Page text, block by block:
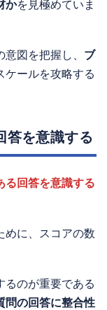
かを見極めていま
図を把握し、 ブ
ケールを攻略する
答を意識する
る回答を意識する
めに、スコアの数
るのが重要である
問の回答に整合性